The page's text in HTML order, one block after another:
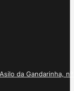
da Gandarinha, nº